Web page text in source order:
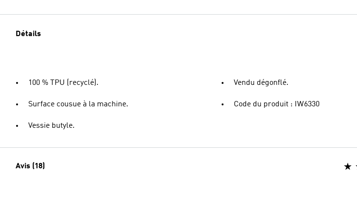
Détails
100 % TPU (recyclé).
Surface cousue à la machine.
Vessie butyle.
Vendu dégonflé.
Code du produit : IW6330
Avis (18)